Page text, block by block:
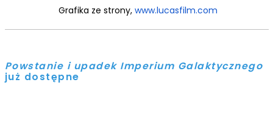
Grafika ze strony, www.lucasfilm.com
Powstanie i upadek Imperium Galaktycznego
już dostępne